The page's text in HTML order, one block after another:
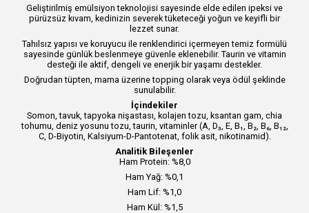
Geliştirilmiş emülsiyon teknolojisi sayesinde elde edilen ipeksi ve
pürüzsüz kıvam, kedinizin severek tüketeceği yoğun ve keyifli bir
lezzet sunar.
Tahılsız yapısı ve koruyucu ile renklendirici içermeyen temiz formülü
sayesinde günlük beslenmeye güvenle eklenebilir. Taurin ve vitamin
desteği ile aktif, dengeli ve enerjik bir yaşamı destekler.
Doğrudan tüpten, mama üzerine topping olarak veya ödül şeklinde
sunulabilir.
İçindekiler
Somon, tavuk, tapyoka nişastası, kolajen tozu, ksantan gam, chia
tohumu, deniz yosunu tozu, taurin, vitaminler (A, D₃, E, B₁, B₂, B₆, B₁₂,
C, D-Biyotin, Kalsiyum-D-Pantotenat, folik asit, nikotinamid).
Analitik Bileşenler
Ham Protein: %8,0
Ham Yağ: %0,1
Ham Lif: %1,0
Ham Kül: %1,5